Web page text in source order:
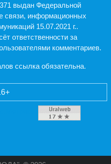
выдан Федеральной
связи, информационных
15.07.2021 г..
ответственности за
комментариев.
ссылка обязательна.